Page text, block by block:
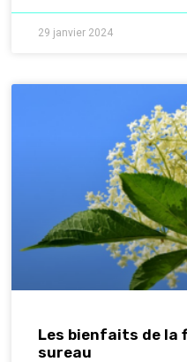
29 janvier 2024
Les bienfaits de la
sureau